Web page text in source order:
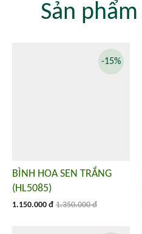
Sản
BÌNH HOA SEN TRẮNG
(HL5085)
1.150.000 đ 1.350.000 đ
-15%